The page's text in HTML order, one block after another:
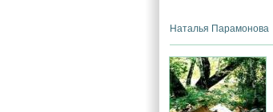
Наталья Парамонова